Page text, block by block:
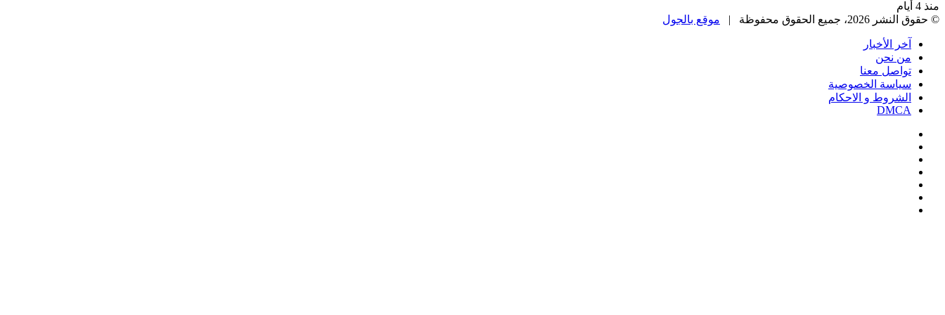
منذ 4 أيام
© حقوق النشر 2026، جميع الحقوق محفوظة |
موقع بالجول
آخر الأخبار
من نحن
تواصل معنا
سياسة الخصوصية
الشروط و الاحكام
DMCA